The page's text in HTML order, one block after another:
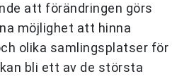
att förändringen görs
möjlighet att hinna
olika samlingsplatser för
bli ett av de största